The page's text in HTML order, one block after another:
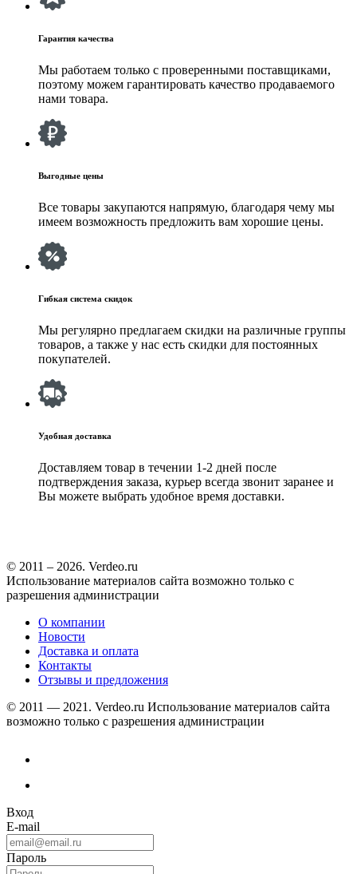
Гарантия качества
Мы работаем только с проверенными поставщиками,
поэтому можем гарантировать качество продаваемого
нами товара.
Выгодные цены
Все товары закупаются напрямую, благодаря чему мы
имеем возможность предложить вам хорошие цены.
Гибкая система скидок
Мы регулярно предлагаем скидки на различные группы
товаров, а также у нас есть скидки для постоянных
покупателей.
Удобная доставка
Доставляем товар в течении 1-2 дней после
подтверждения заказа, курьер всегда звонит заранее и
Вы можете выбрать удобное время доставки.
© 2011 – 2026. Verdeo.ru
Использование материалов сайта возможно только с
разрешения администрации
О компании
Новости
Доставка и оплата
Контакты
Отзывы и предложения
© 2011 — 2021. Verdeo.ru Использование материалов сайта
возможно только с разрешения администрации
Вход
E-mail
Пароль